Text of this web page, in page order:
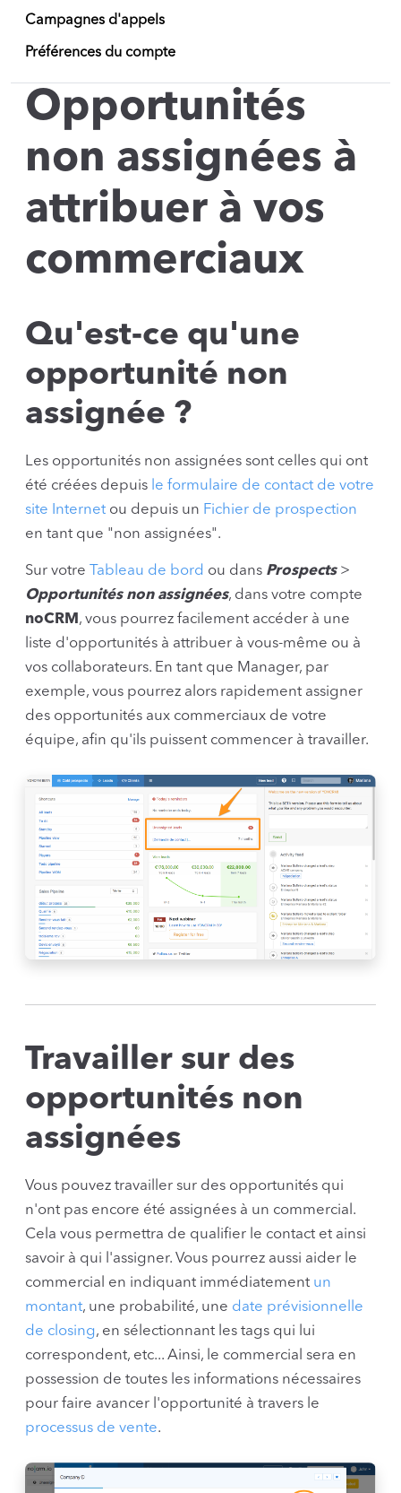
Campagnes d'appels
Préférences du compte
Opportunités
non assignées à
attribuer à vos
commerciaux
Qu'est-ce qu'une
opportunité non
assignée ?
Les opportunités non assignées sont celles qui ont
été créées depuis le formulaire de contact de votre
site Internet ou depuis un Fichier de prospection
en tant que "non assignées".
Sur votre Tableau de bord ou dans Prospects>
Opportunités non assignées, dans votre compte
noCRM , vous pourrez facilement accéder à une
liste d'opportunités à attribuer à vous-même ou à
vos collaborateurs. En tant que Manager, par
exemple, vous pourrez alors rapidement assigner
des opportunités aux commerciaux de votre
équipe, afin qu'ils puissent commencer à travailler.
Travailler sur des
opportunités non
assignées
Vous pouvez travailler sur des opportunités qui
n'ont pas encore été assignées à un commercial.
Cela vous permettra de qualifier le contact et ainsi
savoir à qui l'assigner. Vous pourrez aussi aider le
commercial en indiquant immédiatement un
montant, une probabilité, une date prévisionnelle
de closing, en sélectionnant les tags qui lui
correspondent, etc... Ainsi, le commercial sera en
possession de toutes les informations nécessaires
pour faire avancer l'opportunité à travers le
processus de vente.